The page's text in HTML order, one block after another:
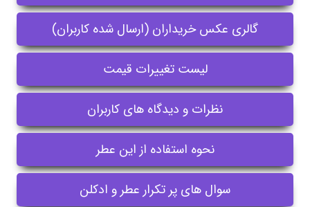
گالری عکس خریداران (ارسال شده کاربران)
لیست تغییرات قیمت
نظرات و دیدگاه های کاربران
نحوه استفاده از این عطر
سوال های پر تکرار عطر و ادکلن